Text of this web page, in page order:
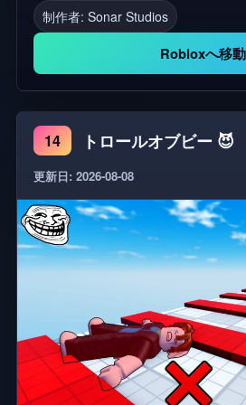
闘能力を使う 👥 友達とハングア
⚔️ 他の人とグループ化し、チー
大な世界で狩りをする ♻️ 成長し
り、より強くなる! サバイバル, ファンタジー, クリ
ーチャー, 戦闘, タイタン, モンス
ビリティ
制作者: Sonar Studios
Robloxへ移動
14 トロールオブビー 😈
更新日: 2026-08-08